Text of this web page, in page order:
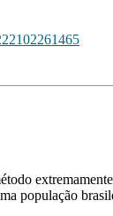
população